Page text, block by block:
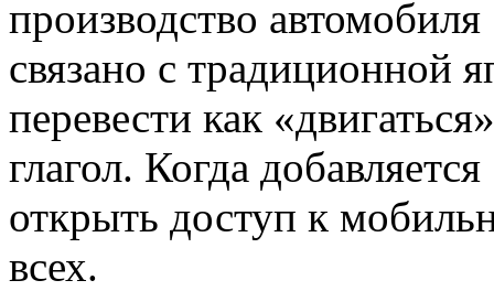
производство
связано с традиционной
перевести как
глагол. Когда
открыть доступ к
всех.